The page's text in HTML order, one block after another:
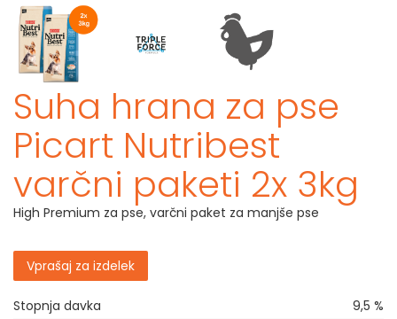
Suha hrana za pse
Picart Nutribest
varčni paketi 2x 3kg
High Premium za pse, varčni paket za manjše pse
Vprašaj za izdelek
Stopnja davka 9,5 %